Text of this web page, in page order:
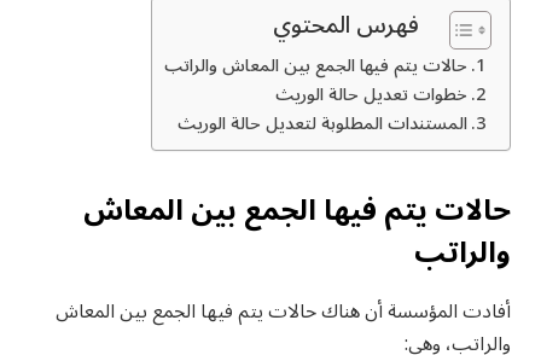
فهرس المحتوي
حالات يتم فيها الجمع بين المعاش والراتب
خطوات تعديل حالة الوريث
المستندات المطلوبة لتعديل حالة الوريث
حالات يتم فيها الجمع بين المعاش
والراتب
أفادت المؤسسة أن هناك حالات يتم فيها الجمع بين المعاش
والراتب، وهي: